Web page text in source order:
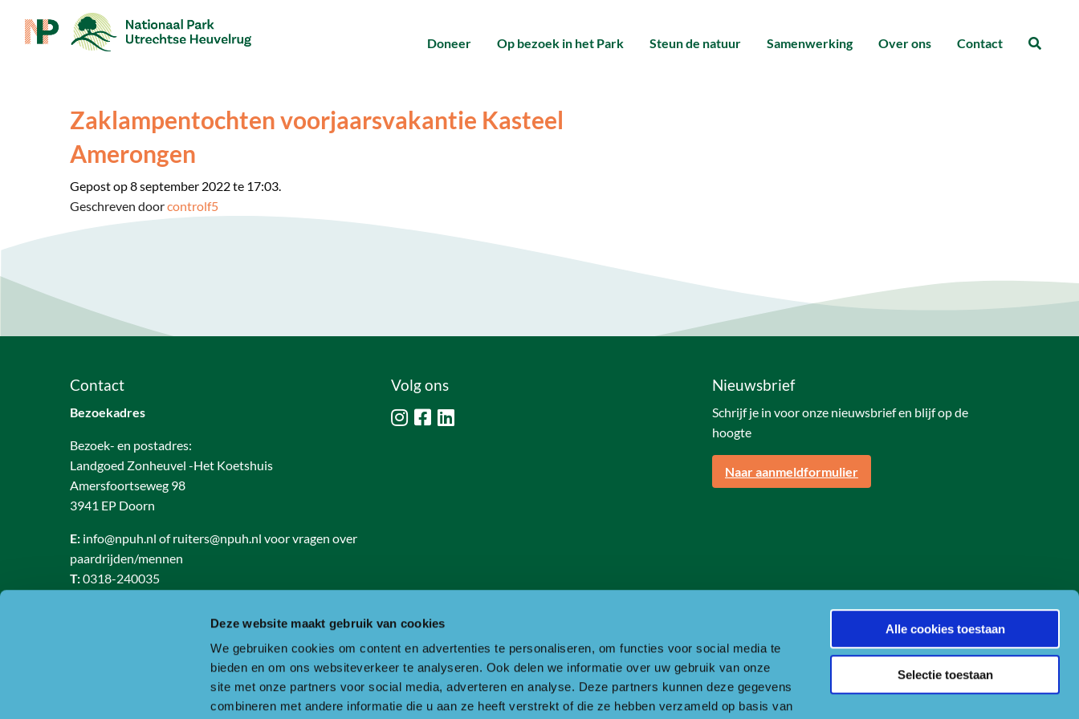
Deze website maakt gebruik van cookies
We gebruiken cookies om content en advertenties te personaliseren, om functies voor social media te
bieden en om ons websiteverkeer te analyseren. Ook delen we informatie over uw gebruik van onze
site met onze partners voor social media, adverteren en analyse. Deze partners kunnen deze gegevens
combineren met andere informatie die u aan ze heeft verstrekt of die ze hebben verzameld op basis van
Alle cookies toestaan
Selectie toestaan
Doneer Op bezoek in het Park Steun de natuur Samenwerking Over ons Contact
Zaklampentochten voorjaarsvakantie Kasteel
Amerongen
Gepost op 8 september 2022 te 17:03.
Geschreven doorcontrolf5
Contact
Bezoekadres
Bezoek- en postadres:
Landgoed Zonheuvel -Het Koetshuis
Amersfoortseweg 98
3941 EP Doorn
E: info@npuh.nl of ruiters@npuh.nl voor vragen over
paardrijden/mennen
T:0318-240035
BTW nummer: 8188 89 986 B01
Of ga naar de contactpagina.
Volg ons Nieuwsbrief
Schrijf je in voor onze nieuwsbrief en blijf op de
hoogte
Naar aanmeldformulier